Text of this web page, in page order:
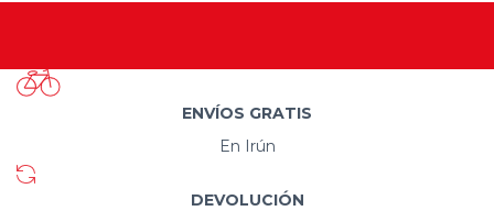
ENVÍOS GRATIS
En Irún
DEVOLUCIÓN